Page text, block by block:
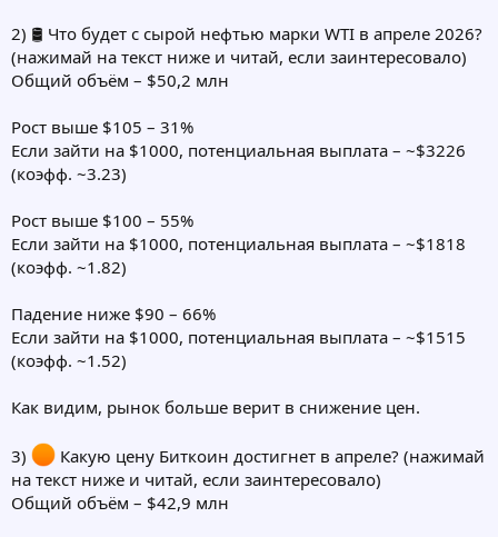
2) 🛢 Что будет с сырой нефтью марки WTI в апреле 2026?
(нажимай на текст ниже и читай, если заинтересовало)
Общий объём – $50,2 млн
Рост выше $105 – 31%
Если зайти на $1000, потенциальная выплата – ~$3226
(коэфф. ~3.23)
Рост выше $100 – 55%
Если зайти на $1000, потенциальная выплата – ~$1818
(коэфф. ~1.82)
Падение ниже $90 – 66%
Если зайти на $1000, потенциальная выплата – ~$1515
(коэфф. ~1.52)
Как видим, рынок больше верит в снижение цен.
3)
Какую цену Биткоин достигнет в апреле? (нажимай
на текст ниже и читай, если заинтересовало)
Общий объём – $42,9 млн